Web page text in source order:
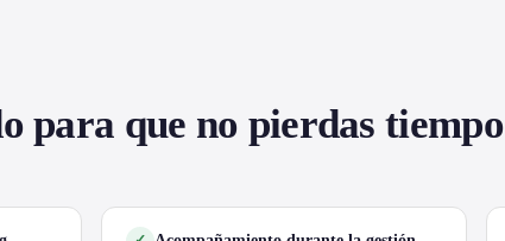
para que no pierdas tiempo